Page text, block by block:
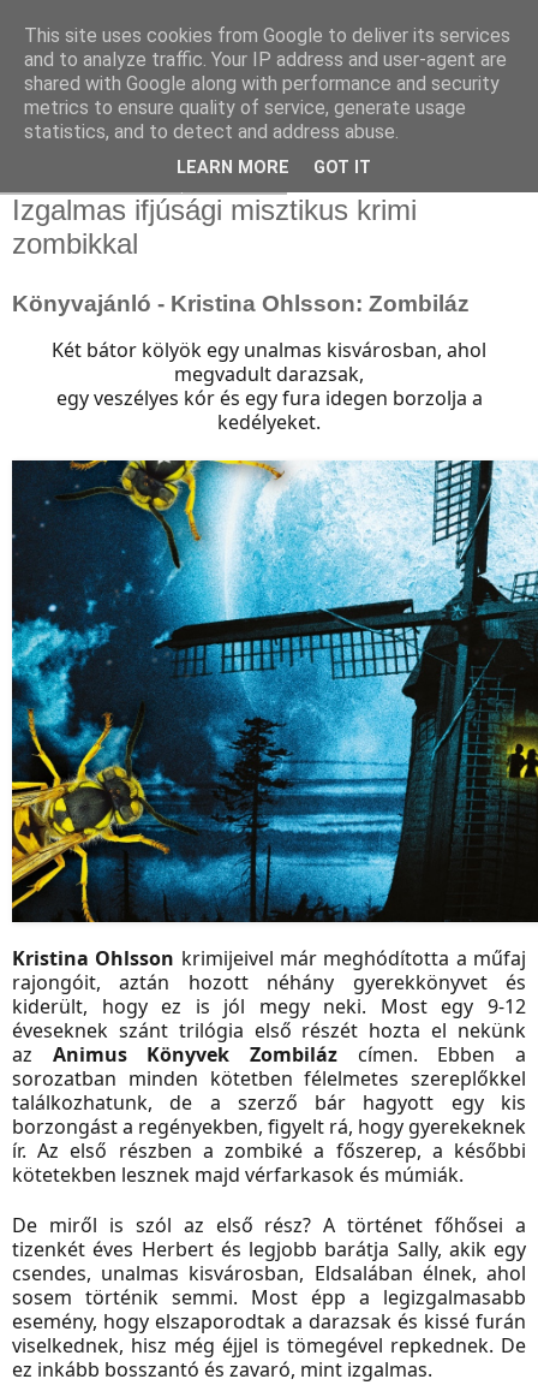
Izgalmas ifjúsági misztikus krimi
zombikkal
Könyvajánló - Kristina Ohlsson: Zombiláz
Két bátor kölyök egy unalmas kisvárosban, ahol
megvadult darazsak,
egy veszélyes kór és egy fura idegen borzolja a
kedélyeket.
Kristina Ohlsson krimijeivel már meghódította a műfaj
rajongóit, aztán hozott néhány gyerekkönyvet és
kiderült, hogy ez is jól megy neki. Most egy 9-12
éveseknek szánt trilógia első részét hozta el nekünk
az Animus Könyvek Zombiláz címen. Ebben a
sorozatban minden kötetben félelmetes szereplőkkel
találkozhatunk, de a szerző bár hagyott egy kis
borzongást a regényekben, figyelt rá, hogy gyerekeknek
ír. Az első részben a zombiké a főszerep, a későbbi
kötetekben lesznek majd vérfarkasok és múmiák.
De miről is szól az első rész? A történet főhősei a
tizenkét éves Herbert és legjobb barátja Sally, akik egy
csendes, unalmas kisvárosban, Eldsalában élnek, ahol
sosem történik semmi. Most épp a legizgalmasabb
esemény, hogy elszaporodtak a darazsak és kissé furán
viselkednek, hisz még éjjel is tömegével repkednek. De
ez inkább bosszantó és zavaró, mint izgalmas.
This site uses cookies from Google to deliver its services
and to analyze traffic. Your IP address and user-agent are
shared with Google along with performance and security
metrics to ensure quality of service, generate usage
statistics, and to detect and address abuse.
LEARN MORE GOT IT